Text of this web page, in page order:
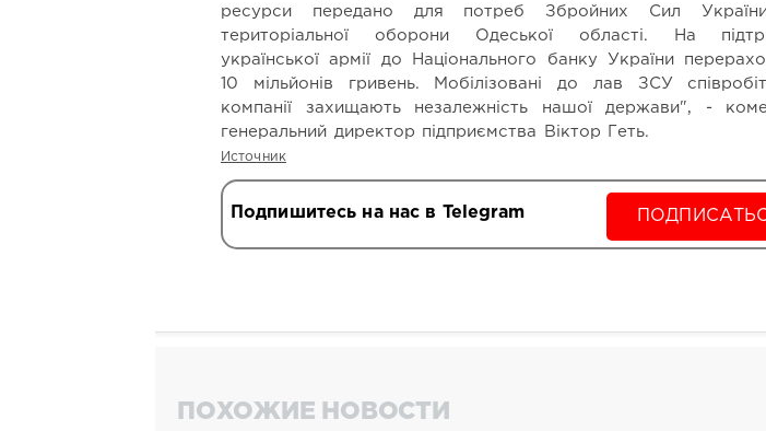
ресурси передано для потреб Збройних Сил
територіальної оборони Одеської області. На
української армії до Національного банку України
10 мільйонів гривень. Мобілізовані до лав ЗСУ
компанії захищають незалежність нашої держави", -
генеральний директор підприємства Віктор Геть.
Источник
Подпишитесь на нас в Telegram
ПОХОЖИЕ НОВОСТИ